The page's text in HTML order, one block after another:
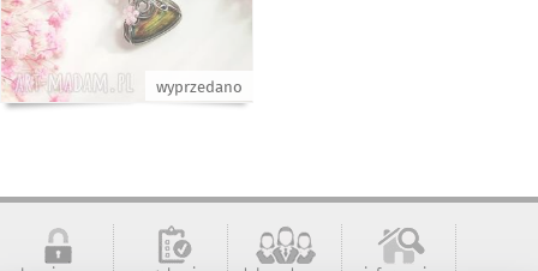
wyprzedano